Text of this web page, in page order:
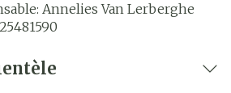
Annelies Van Lerberghe